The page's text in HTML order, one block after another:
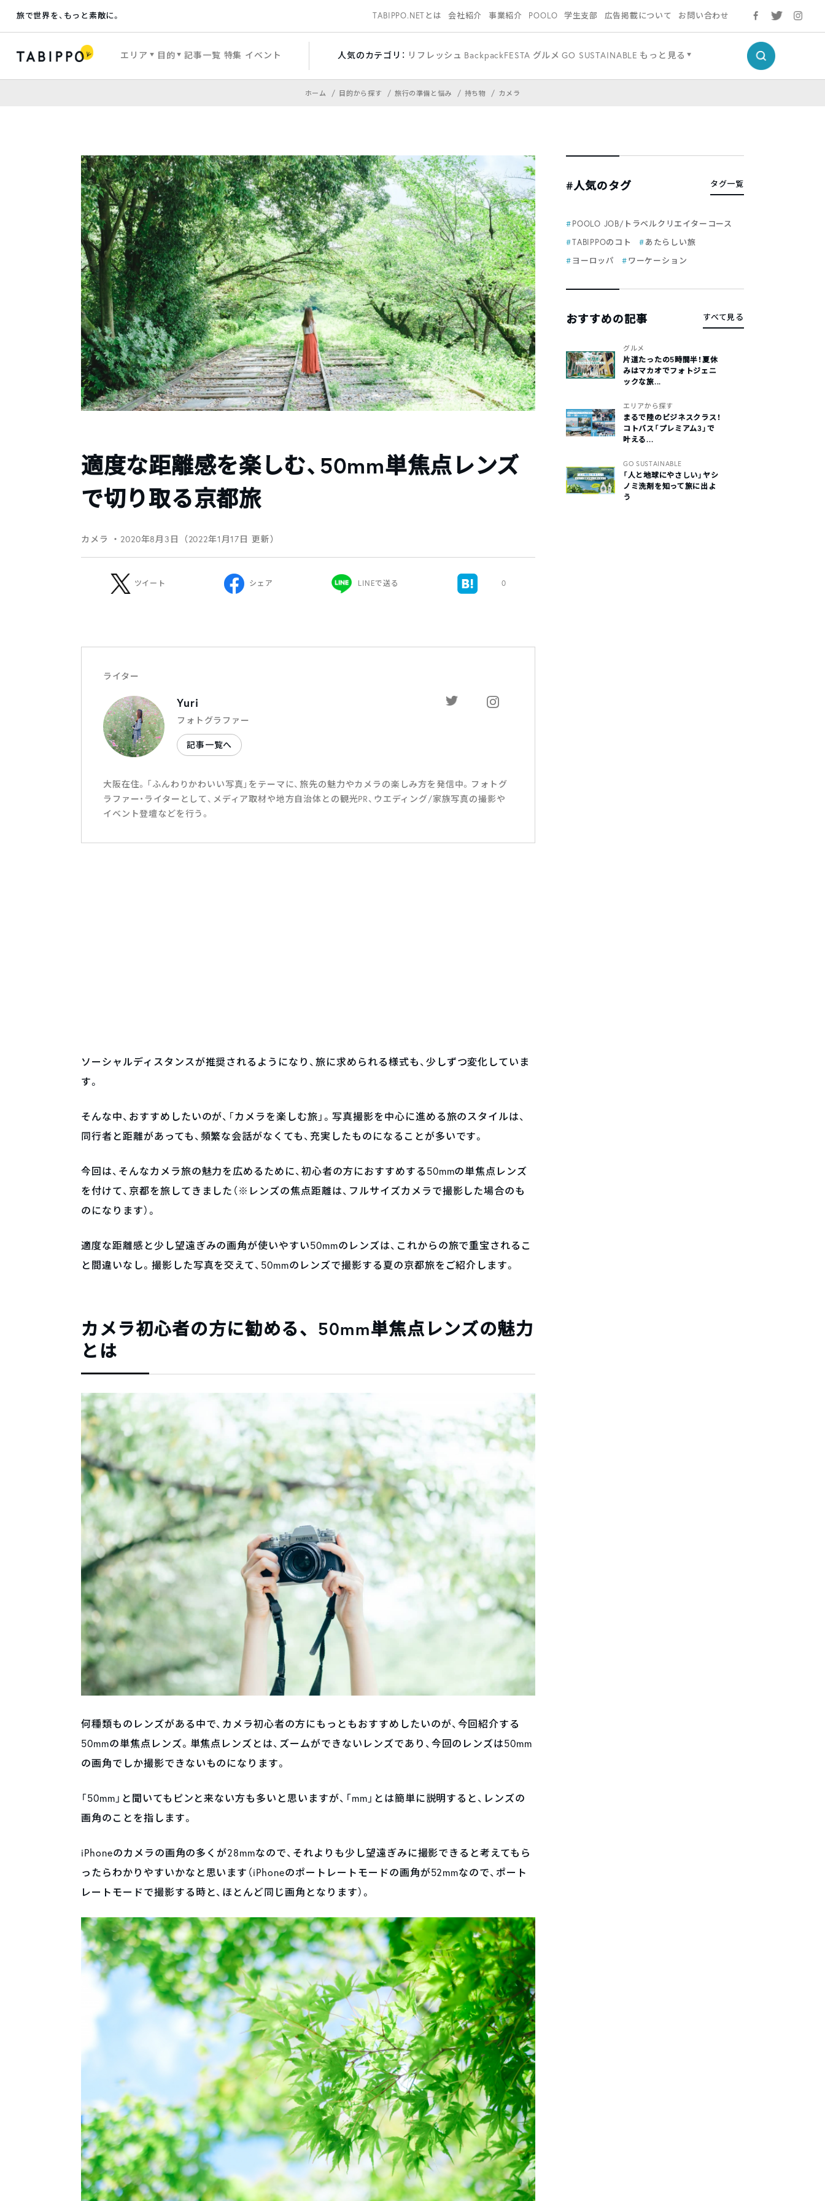
旅で世界を、もっと素敵に。 TABIPPO.NETとは 会社紹介 事業紹介 POOLO 学生支部 広告掲載について お問い合わせ
エリア 目的 記事一覧 特集 イベント 人気のカテゴリ： リフレッシュ BackpackFESTA グルメ GO SUSTAINABLE もっと見る
ホーム 目的から探す 旅行の準備と悩み 持ち物 カメラ
適度な距離感を楽しむ、50mm単焦点レンズ
で切り取る京都旅
カメラ ・2020年8月3日（2022年1月17日 更新）
ツイート シェア LINEで送る 0
ライター
Yuri
フォトグラファー
記事一覧へ
大阪在住。「ふんわりかわいい写真」をテーマに、旅先の魅力やカメラの楽しみ方を発信中。フォトグ
ラファー・ライターとして、メディア取材や地方自治体との観光PR、ウエディング/家族写真の撮影や
イベント登壇などを行う。
ソーシャルディスタンスが推奨されるようになり、旅に求められる様式も、少しずつ変化していま
す。
そんな中、おすすめしたいのが、「カメラを楽しむ旅」。写真撮影を中心に進める旅のスタイルは、
同行者と距離があっても、頻繁な会話がなくても、充実したものになることが多いです。
今回は、そんなカメラ旅の魅力を広めるために、初心者の方におすすめする50mmの単焦点レンズ
を付けて、京都を旅してきました（※レンズの焦点距離は、フルサイズカメラで撮影した場合のも
のになります）。
適度な距離感と少し望遠ぎみの画角が使いやすい50mmのレンズは、これからの旅で重宝されるこ
と間違いなし。撮影した写真を交えて、50mmのレンズで撮影する夏の京都旅をご紹介します。
カメラ初心者の方に勧める、50mm単焦点レンズの魅力
とは
何種類ものレンズがある中で、カメラ初心者の方にもっともおすすめしたいのが、今回紹介する
50mmの単焦点レンズ。単焦点レンズとは、ズームができないレンズであり、今回のレンズは50mm
の画角でしか撮影できないものになります。
「50mm」と聞いてもピンと来ない方も多いと思いますが、「mm」とは簡単に説明すると、レンズの
画角のことを指します。
iPhoneのカメラの画角の多くが28mmなので、それよりも少し望遠ぎみに撮影できると考えてもら
ったらわかりやすいかなと思います（iPhoneのポートレートモードの画角が52mmなので、ポート
レートモードで撮影する時と、ほとんど同じ画角となります）。
#人気のタグ タグ一覧
POOLO JOB/トラベルクリエイターコース
TABIPPOのコト
あたらしい旅
ヨーロッパ
ワーケーション
おすすめの記事 すべて見る
グルメ
片道たったの5時間半！夏休
みはマカオでフォトジェニ
ックな旅...
エリアから探す
まるで陸のビジネスクラス！
コトバス「プレミアム3」で
叶える...
GO SUSTAINABLE
「人と地球にやさしい」ヤシ
ノミ洗剤を知って旅に出よ
う